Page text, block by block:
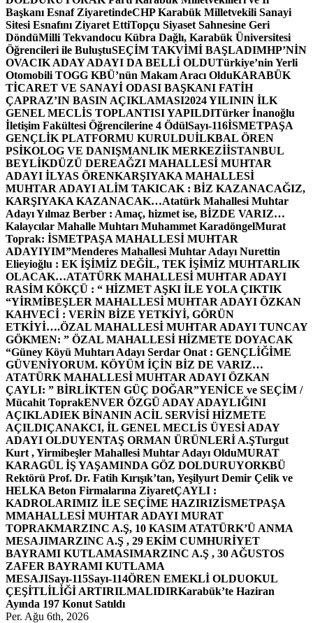
Başkanı Esnaf ZiyaretindeCHP Karabük Milletvekili Sanayi
Sitesi Esnafını Ziyaret EttiTopçu Siyaset Sahnesine Geri
DöndüMilli Tekvandocu Kübra Dağlı, Karabük Üniversitesi
Öğrencileri ile BuluştuSEÇİM TAKVİMİ BAŞLADIMHP’NİN
OVACIK ADAY ADAYI DA BELLİ OLDUTürkiye’nin Yerli
Otomobili TOGG KBÜ’nün Makam Aracı OlduKARABÜK
TİCARET VE SANAYİ ODASI BAŞKANI FATİH
ÇAPRAZ’IN BASIN AÇIKLAMASI2024 YILININ İLK
GENEL MECLİS TOPLANTISI YAPILDITürker İnanoğlu
İletişim Fakültesi Öğrencilerine 4 ÖdülSayı-116İSMETPAŞA
GENÇLİK PLATFORMU KURULDUİLKBAL ÖREN
PSİKOLOG VE DANIŞMANLIK MERKEZİİSTANBUL
BEYLİKDÜZÜ DEREAĞZI MAHALLESİ MUHTAR
ADAYI İLYAS ÖRENKARŞIYAKA MAHALLESİ
MUHTAR ADAYI ALİM TAKICAK : BİZ KAZANACAĞIZ,
KARŞIYAKA KAZANACAK…Atatürk Mahallesi Muhtar
Adayı Yılmaz Berber : Amaç, hizmet ise, BİZDE VARIZ…
Kalaycılar Mahalle Muhtarı Muhammet KaradöngelMurat
Toprak: İSMETPAŞA MAHALLESİ MUHTAR
ADAYIYIM”Menderes Mahallesi Muhtar Adayı Nurettin
Elieyioğlu : EK İŞİMİZ DEĞİL, TEK İŞİMİZ MUHTARLIK
OLACAK…ATATÜRK MAHALLESİ MUHTAR ADAYI
RASİM KÖKÇÜ : “ HİZMET AŞKI İLE YOLA ÇIKTIK
“YİRMİBEŞLER MAHALLESİ MUHTAR ADAYI ÖZKAN
KAHVECİ : VERİN BİZE YETKİYİ, GÖRÜN
ETKİYİ….ÖZAL MAHALLESİ MUHTAR ADAYI TUNCAY
GÖKMEN: ” ÖZAL MAHALLESİ HİZMETE DOYACAK
“Güney Köyü Muhtarı Adayı Serdar Onat : GENÇLİĞİME
GÜVENİYORUM. KÖYÜM İÇİN BİZ DE VARIZ…
ATATÜRK MAHALLESİ MUHTAR ADAYI ÖZKAN
ÇAYLI: ” BİRLİKTEN GÜÇ DOĞAR”YENİCE ve SEÇİM /
Mücahit ToprakENVER ÖZGÜ ADAY ADAYLIĞINI
AÇIKLADIEK BİNANIN ACİL SERVİSİ HİZMETE
AÇILDIÇANAKCI, İL GENEL MECLİS ÜYESİ ADAY
ADAYI OLDUYENTAŞ ORMAN ÜRÜNLERİ A.ŞTurgut
Kurt , Yirmibeşler Mahallesi Muhtar Adayı OlduMURAT
KARAGÜL İŞ YAŞAMINDA GÖZ DOLDURUYORKBÜ
Rektörü Prof. Dr. Fatih Kırışık’tan, Yeşilyurt Demir Çelik ve
HELKA Beton Firmalarına ZiyaretÇAYLI :
KADROLARIMIZ İLE SEÇİME HAZIRIZİSMETPAŞA
MMAHALLESİ MUHTAR ADAYI MURAT
TOPRAKMARZINC A.Ş, 10 KASIM ATATÜRK’Ü ANMA
MESAJIMARZINC A.Ş , 29 EKİM CUMHURİYET
BAYRAMI KUTLAMASIMARZINC A.Ş , 30 AĞUSTOS
ZAFER BAYRAMI KUTLAMA
MESAJISayı-115Sayı-114ÖREN EMEKLİ OLDUOKUL
ÇEŞİTLİLİĞİ ARTIRILMALIDIRKarabük’te Haziran
Ayında 197 Konut Satıldı
Per. Ağu 6th, 2026